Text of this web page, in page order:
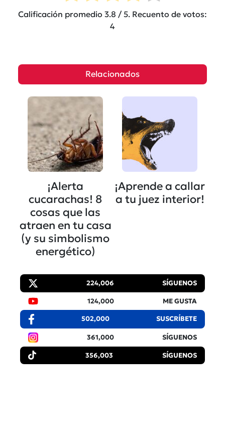
Calificación promedio 3.8 / 5. Recuento de votos:
4
Relacionados
¡Alerta
cucarachas! 8
cosas que las
atraen en tu casa
(y su simbolismo
energético)
¡Aprende a callar
a tu juez interior!
224,006 SÍGUENOS
124,000 ME GUSTA
502,000 SUSCRÍBETE
361,000 SÍGUENOS
356,003 SÍGUENOS